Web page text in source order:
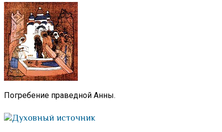
Погребение праведной Анны.
Духовный источник